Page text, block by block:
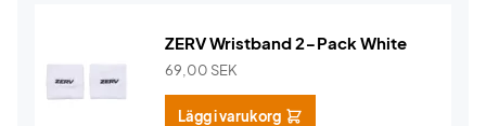
ZERV Wristband 2-Pack White
69,00 SEK
Lägg i varukorg